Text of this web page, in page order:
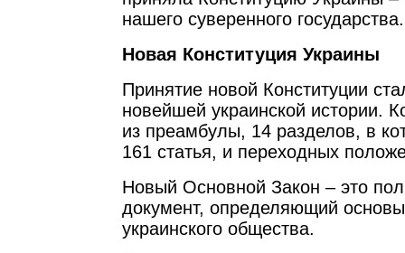
нашего суверенного государства.
Новая Конституция Украины
Принятие новой Конституции
новейшей украинской истории.
из преамбулы, 14 разделов, в
161 статья, и переходных
Новый Основной Закон – это
документ, определяющий
украинского общества.